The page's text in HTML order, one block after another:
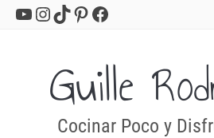
YouTube
Instagram
TikTok
Pinterest
Facebook
Guille
Cocinar Poco y